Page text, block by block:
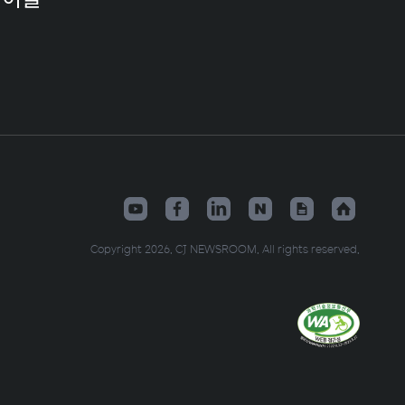
Copyright 2026. CJ NEWSROOM. All rights reserved.